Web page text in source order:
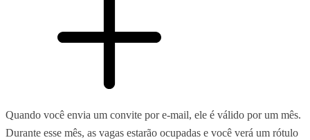
Quando você envia um convite por e-mail, ele é válido por um mês.
Durante esse mês, as vagas estarão ocupadas e você verá um rótulo